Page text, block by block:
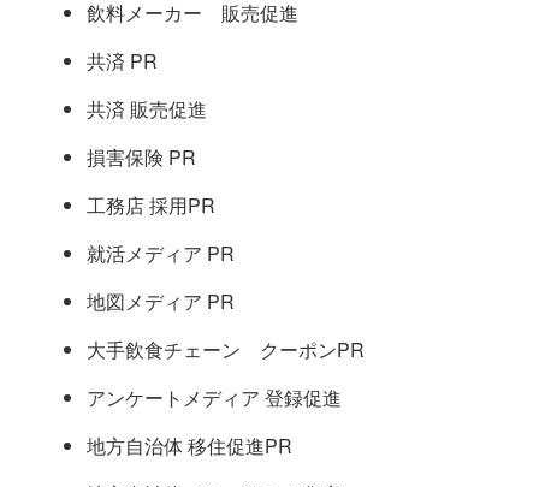
飲料メーカー 販売促進
共済 PR
共済 販売促進
損害保険 PR
工務店 採用PR
就活メディア PR
地図メディア PR
大手飲食チェーン クーポンPR
アンケートメディア 登録促進
地方自治体 移住促進PR